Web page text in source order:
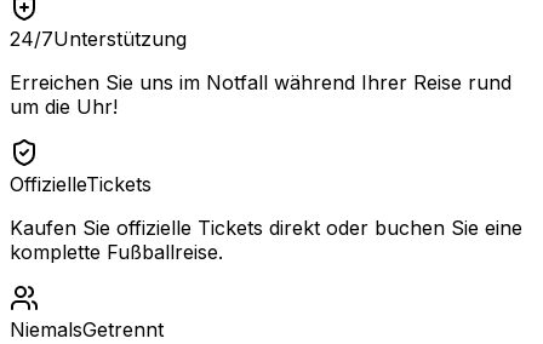
24/7Unterstützung
Erreichen Sie uns im Notfall während Ihrer Reise rund
um die Uhr!
OffizielleTickets
Kaufen Sie offizielle Tickets direkt oder buchen Sie eine
komplette Fußballreise.
NiemalsGetrennt